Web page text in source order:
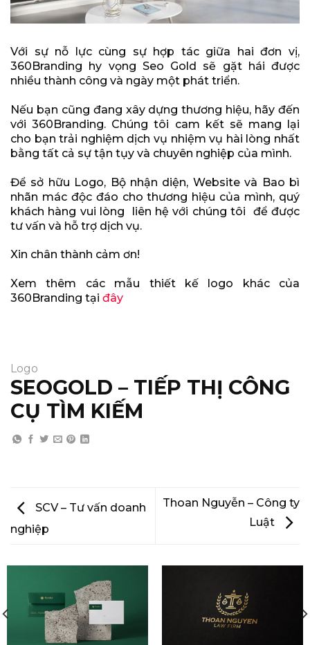
Với sự nỗ lực cùng sự hợp tác giữa hai đơn vị,
360Branding hy vọng Seo Gold sẽ gặt hái được
nhiều thành công và ngày một phát triển.
Nếu bạn cũng đang xây dựng thương hiệu, hãy đến
với 360Branding. Chúng tôi cam kết sẽ mang lại
cho bạn trải nghiệm dịch vụ nhiệm vụ hài lòng nhất
bằng tất cả sự tận tụy và chuyên nghiệp của mình.
Để sở hữu Logo, Bộ nhận diện, Website và Bao bì
nhãn mác độc đáo cho thương hiệu của mình, quý
khách hàng vui lòng liên hệ với chúng tôi để được
tư vấn và hỗ trợ dịch vụ.
Xin chân thành cảm ơn!
Xem thêm các mẫu thiết kế logo khác của
360Branding tại đây
Logo
SEOGOLD – TIẾP THỊ CÔNG
CỤ TÌM KIẾM
SCV – Tư vấn doanh
nghiệp
Thoan Nguyễn – Công ty
Luật